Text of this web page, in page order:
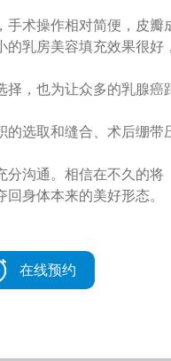
手术操作相对简便，皮瓣
乳房美容填充效果很好，
择，也为让众多的乳腺癌
的选取和缝合、术后绷带
分沟通。相信在不久的将
身体本来的美好形态。
在线预约